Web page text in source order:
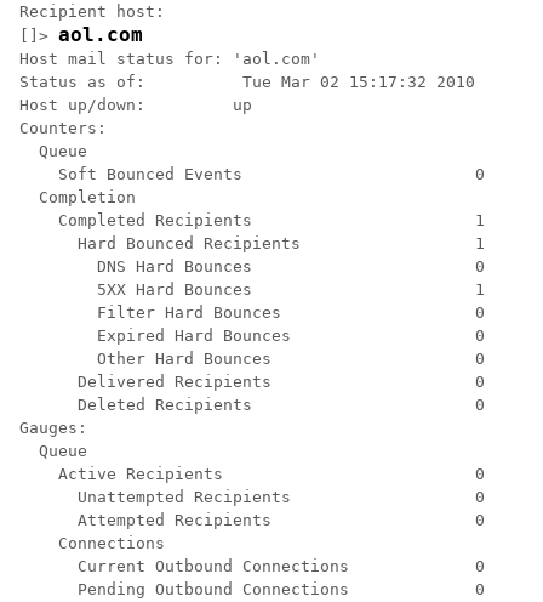
Recipient host:
[]> aol.com
Host mail status for: 'aol.com'
Status as of:          Tue Mar 02 15:17:32 2010
Host up/down:         up
Counters:
  Queue
    Soft Bounced Events                        0
  Completion
    Completed Recipients                       1
      Hard Bounced Recipients                  1
        DNS Hard Bounces                       0
        5XX Hard Bounces                       1
        Filter Hard Bounces                    0
        Expired Hard Bounces                   0
        Other Hard Bounces                     0
      Delivered Recipients                     0
      Deleted Recipients                       0
Gauges:
  Queue
    Active Recipients                          0
      Unattempted Recipients                   0
      Attempted Recipients                     0
    Connections
      Current Outbound Connections             0
      Pending Outbound Connections             0